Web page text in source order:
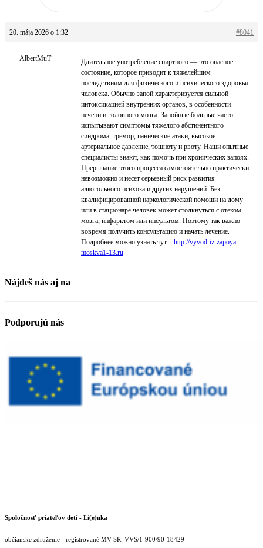
20. mája 2026 o 1:32 #8041
AlbertMuT
Длительное употребление спиртного — это опасное
состояние, которое приводит к тяжелейшим
последствиям для физического и психического здоровья
человека. Обычно запой характеризуется сильной
интоксикацией внутренних органов, в особенности
печени и головного мозга. Запойные больные часто
испытывают симптомы тяжелого абстинентного
синдрома: тремор, панические атаки, высокое
артериальное давление, тошноту и рвоту. Наши опытные
специалисты знают, как помочь при хронических запоях.
Прерывание этого процесса самостоятельно практически
невозможно и несет серьезный риск развития
алкогольного психоза и других нарушений. Без
квалифицированной наркологической помощи на дому
или в стационаре человек может столкнуться с отеком
мозга, инфарктом или инсультом. Поэтому так важно
вовремя получить консультацию и начать лечение.
Подробнее можно узнать тут – http://vyvod-iz-zapoya-
moskva1-13.ru
Nájdeš nás aj na
Podporujú nás
Spoločnosť priateľov detí - Li(e)nka
občianske združenie - registrované MV SR: VVS/1-900/90-18429